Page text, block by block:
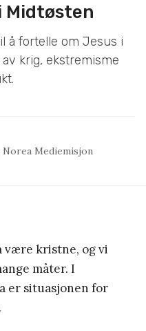
Midtøsten
å fortelle om Jesus i
krig, ekstremisme
Mediemisjon
være kristne, og vi
måter. I
er situasjonen for